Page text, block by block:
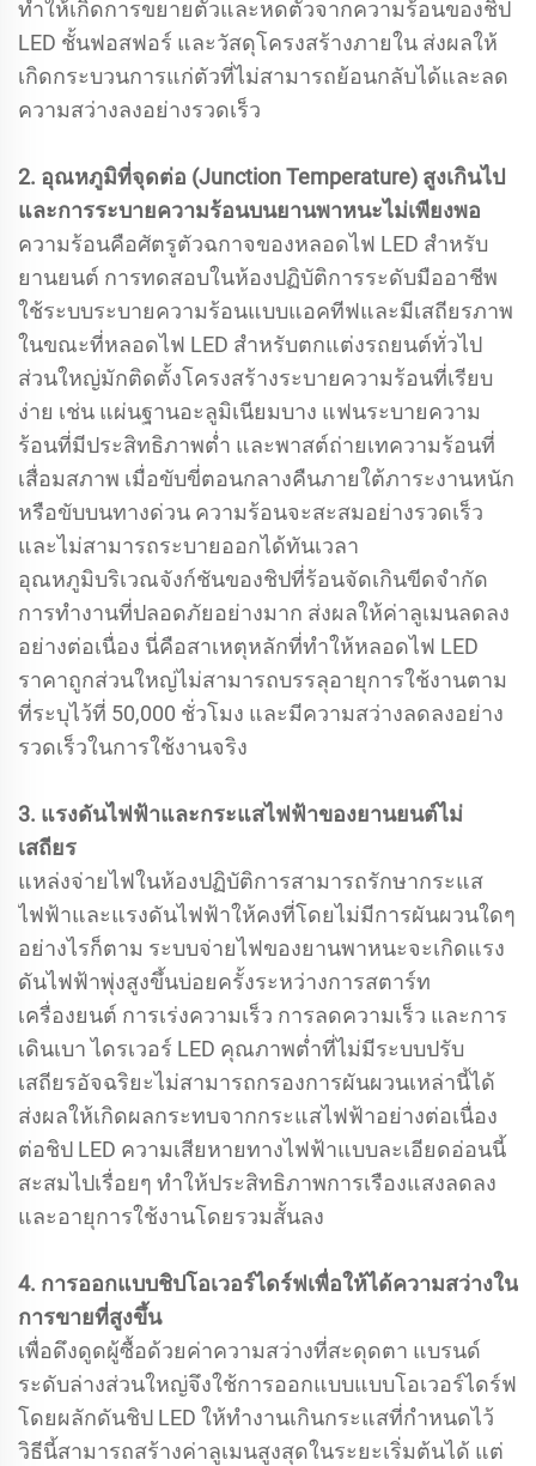
ทำให้เกิดการขยายตัวและหดตัวจากความร้อนของชิป
LED ชั้นฟอสฟอร์ และวัสดุโครงสร้างภายใน ส่งผลให้
เกิดกระบวนการแก่ตัวที่ไม่สามารถย้อนกลับได้และลด
ความสว่างลงอย่างรวดเร็ว
2. อุณหภูมิที่จุดต่อ (Junction Temperature) สูงเกินไป
และการระบายความร้อนบนยานพาหนะไม่เพียงพอ
ความร้อนคือศัตรูตัวฉกาจของหลอดไฟ LED สำหรับ
ยานยนต์ การทดสอบในห้องปฏิบัติการระดับมืออาชีพ
ใช้ระบบระบายความร้อนแบบแอคทีฟและมีเสถียรภาพ
ในขณะที่หลอดไฟ LED สำหรับตกแต่งรถยนต์ทั่วไป
ส่วนใหญ่มักติดตั้งโครงสร้างระบายความร้อนที่เรียบ
ง่าย เช่น แผ่นฐานอะลูมิเนียมบาง แฟนระบายความ
ร้อนที่มีประสิทธิภาพต่ำ และพาสต์ถ่ายเทความร้อนที่
เสื่อมสภาพ เมื่อขับขี่ตอนกลางคืนภายใต้ภาระงานหนัก
หรือขับบนทางด่วน ความร้อนจะสะสมอย่างรวดเร็ว
และไม่สามารถระบายออกได้ทันเวลา
อุณหภูมิบริเวณจังก์ชันของชิปที่ร้อนจัดเกินขีดจำกัด
การทำงานที่ปลอดภัยอย่างมาก ส่งผลให้ค่าลูเมนลดลง
อย่างต่อเนื่อง นี่คือสาเหตุหลักที่ทำให้หลอดไฟ LED
ราคาถูกส่วนใหญ่ไม่สามารถบรรลุอายุการใช้งานตาม
ที่ระบุไว้ที่ 50,000 ชั่วโมง และมีความสว่างลดลงอย่าง
รวดเร็วในการใช้งานจริง
3. แรงดันไฟฟ้าและกระแสไฟฟ้าของยานยนต์ไม่
เสถียร
แหล่งจ่ายไฟในห้องปฏิบัติการสามารถรักษากระแส
ไฟฟ้าและแรงดันไฟฟ้าให้คงที่โดยไม่มีการผันผวนใดๆ
อย่างไรก็ตาม ระบบจ่ายไฟของยานพาหนะจะเกิดแรง
ดันไฟฟ้าพุ่งสูงขึ้นบ่อยครั้งระหว่างการสตาร์ท
เครื่องยนต์ การเร่งความเร็ว การลดความเร็ว และการ
เดินเบา ไดรเวอร์ LED คุณภาพต่ำที่ไม่มีระบบปรับ
เสถียรอัจฉริยะไม่สามารถกรองการผันผวนเหล่านี้ได้
ส่งผลให้เกิดผลกระทบจากกระแสไฟฟ้าอย่างต่อเนื่อง
ต่อชิป LED ความเสียหายทางไฟฟ้าแบบละเอียดอ่อนนี้
สะสมไปเรื่อยๆ ทำให้ประสิทธิภาพการเรืองแสงลดลง
และอายุการใช้งานโดยรวมสั้นลง
4. การออกแบบชิปโอเวอร์ไดร์ฟเพื่อให้ได้ความสว่างใน
การขายที่สูงขึ้น
เพื่อดึงดูดผู้ซื้อด้วยค่าความสว่างที่สะดุดตา แบรนด์
ระดับล่างส่วนใหญ่จึงใช้การออกแบบแบบโอเวอร์ไดร์ฟ
โดยผลักดันชิป LED ให้ทำงานเกินกระแสที่กำหนดไว้
วิธีนี้สามารถสร้างค่าลูเมนสูงสุดในระยะเริ่มต้นได้ แต่